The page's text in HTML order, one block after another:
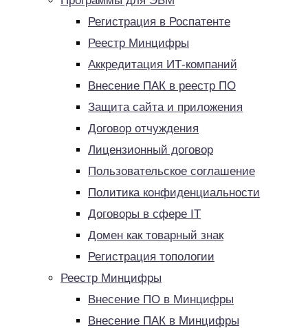
Регистрация в Роспатенте
Реестр Минцифры
Аккредитация ИТ-компаний
Внесение ПАК в реестр ПО
Защита сайта и приложения
Договор отчуждения
Лицензионный договор
Пользовательское соглашение
Политика конфиденциальности
Договоры в сфере IT
Домен как товарный знак
Регистрация топологии
Реестр Минцифры
Внесение ПО в Минцифры
Внесение ПАК в Минцифры